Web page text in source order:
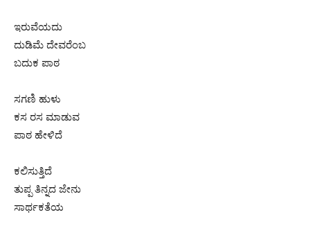
ಇರುವೆಯದು
ದುಡಿಮೆ ದೇವರೆಂಬ
ಬದುಕ ಪಾಠ
ಸಗಣಿ ಹುಳು
ಕಸ ರಸ ಮಾಡುವ
ಪಾಠ ಹೇಳಿದೆ
ಕಲಿಸುತ್ತಿದೆ
ತುಪ್ಪ ತಿನ್ನದ ಜೇನು
ಸಾರ್ಥಕತೆಯ